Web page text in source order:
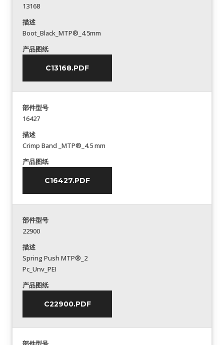
13168
描述
Boot_Black_MTP®_4.5mm
产品图纸
C13168.PDF
部件型号
16427
描述
Crimp Band _MTP®_4.5 mm
产品图纸
C16427.PDF
部件型号
22900
描述
Spring Push MTP®_2
Pc_Unv_PEI
产品图纸
C22900.PDF